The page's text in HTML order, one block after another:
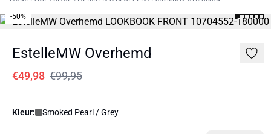
-50%
EstelleMW Overhemd
€49,98 €99,95
Kleur: Smoked Pearl / Grey